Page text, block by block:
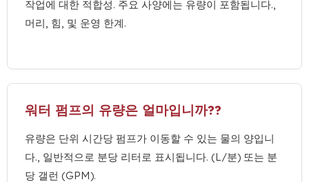
작업에 대한 적합성. 주요 사양에는 유량이 포함됩니다.,
머리, 힘, 및 운영 한계.
워터 펌프의 유량은 얼마입니까??
유량은 단위 시간당 펌프가 이동할 수 있는 물의 양입니
다., 일반적으로 분당 리터로 표시됩니다. (L/분) 또는 분
당 갤런 (GPM).